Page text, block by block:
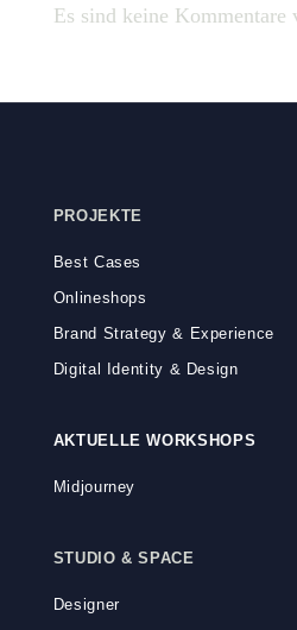
Es sind keine Kommentare
PROJEKTE
Best Cases
Onlineshops
Brand Strategy & Experience
Digital Identity & Design
AKTUELLE WORKSHOPS
Midjourney
STUDIO & SPACE
Designer